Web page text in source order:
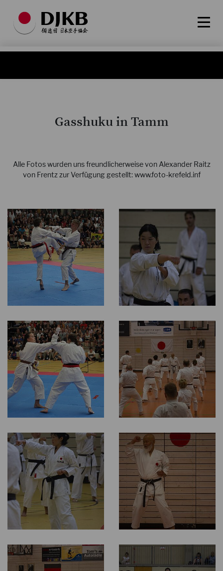
Gasshuku in Tamm
Alle Fotos wurden uns freundlicherweise von Alexander Raitz
von Frentz zur Verfügung gestellt: www.foto-krefeld.inf